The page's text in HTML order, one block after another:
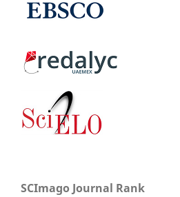
SCImago Journal Rank